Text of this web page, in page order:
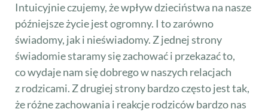
Intuicyjnie czujemy, że wpływ dzieciństwa na nasze
późniejsze życie jest ogromny. I to zarówno
świadomy, jak i nieświadomy. Z jednej strony
świadomie staramy się zachować i przekazać to,
co wydaje nam się dobrego w naszych relacjach
z rodzicami. Z drugiej strony bardzo często jest tak,
że różne zachowania i reakcje rodziców bardzo nas